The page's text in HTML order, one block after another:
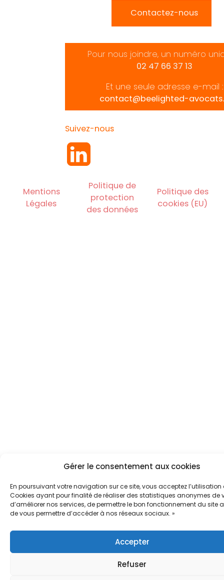
Gérer le consentement aux cookies
En poursuivant votre navigation sur ce site, vous acceptez l’utilisation
Cookies ayant pour finalité de réaliser des statistiques anonymes de
d’améliorer nos services, de permettre le bon fonctionnement du site
de vous permettre d’accéder à nos réseaux sociaux. »
Accepter
Refuser
Contactez-nous
Pour nous joindre, un numéro
02 47 66 37 13
Et une seule adresse e-mail :
contact@beelighted-
Suivez-nous
Mentions
Légales
Politique de
protection
des données
Politique des
cookies (EU)